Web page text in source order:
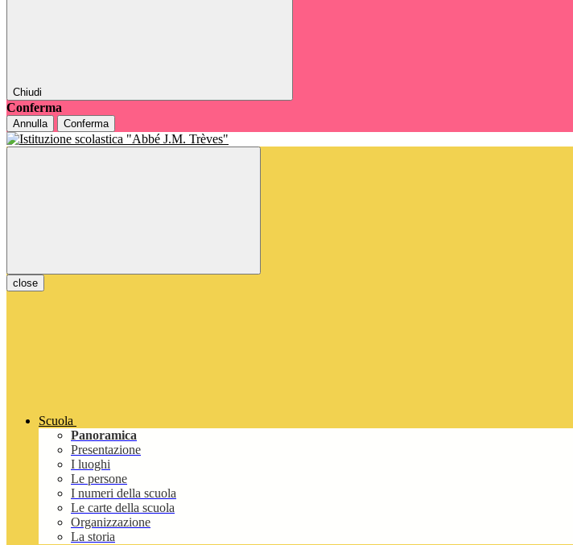
Chiudi
Conferma
Annulla Conferma
close
Scuola
Panoramica
Presentazione
I luoghi
Le persone
I numeri della scuola
Le carte della scuola
Organizzazione
La storia